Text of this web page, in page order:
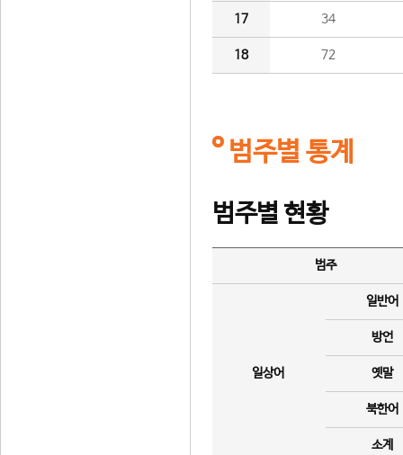
17 34
18 72
범주별 통계
범주별 현황
범주
일상어
일반어
방언
옛말
북한어
소계